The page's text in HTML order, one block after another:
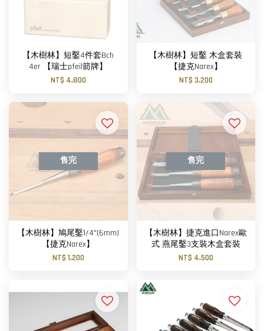
【木樹林】短鑿4件套Bch
4er 【瑞士pfeil箭牌】
NT$ 4,800
【木樹林】短鑿 木盒套裝
【捷克Narex】
NT$ 3,200
售完
【木樹林】鳩尾鑿1/4"(6mm)
【捷克Narex】
NT$ 1,200
售完
【木樹林】捷克進口Narex歐
式 燕尾鑿3支裝木盒套裝
NT$ 4,500